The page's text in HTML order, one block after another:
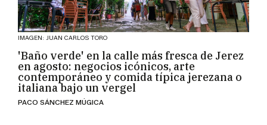
IMAGEN: JUAN CARLOS TORO
'Baño verde' en la calle más fresca de Jerez
en agosto: negocios icónicos, arte
contemporáneo y comida típica jerezana o
italiana bajo un vergel
PACO SÁNCHEZ MÚGICA